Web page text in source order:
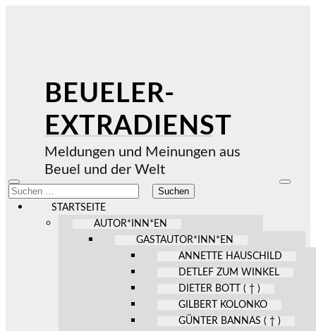
BEUELER-
EXTRADIENST
Meldungen und Meinungen aus
Beuel und der Welt
Mobile-
Menü
ein-/ausblenden
Suchen
nach:
STARTSEITE
AUTOR*INN*EN
GASTAUTOR*INN*EN
ANNETTE HAUSCHILD
DETLEF ZUM WINKEL
DIETER BOTT ( † )
GILBERT KOLONKO
GÜNTER BANNAS ( † )